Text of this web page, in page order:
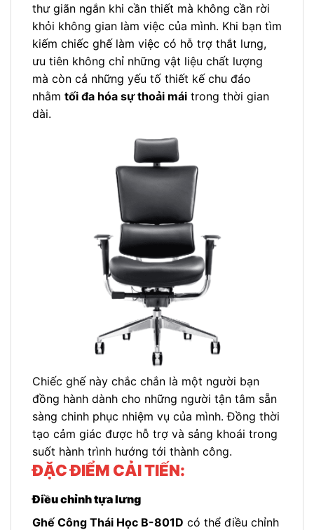
thư giãn ngắn khi cần thiết mà không cần rời
khỏi không gian làm việc của mình. Khi bạn tìm
kiếm chiếc ghế làm việc có hỗ trợ thắt lưng,
ưu tiên không chỉ những vật liệu chất lượng
mà còn cả những yếu tố thiết kế chu đáo
nhằm tối đa hóa sự thoải mái trong thời gian
dài.
Chiếc ghế này chắc chắn là một người bạn
đồng hành dành cho những người tận tâm sẵn
sàng chinh phục nhiệm vụ của mình. Đồng thời
tạo cảm giác được hỗ trợ và sảng khoái trong
suốt hành trình hướng tới thành công.
ĐẶC ĐIỂM CẢI TIẾN:
Điều chỉnh tựa lưng
Ghế Công Thái Học B-801D có thể điều chỉnh